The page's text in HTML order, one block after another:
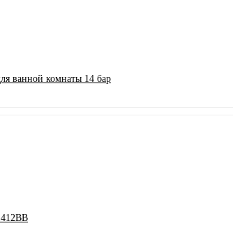
ванной комнаты 14 бар